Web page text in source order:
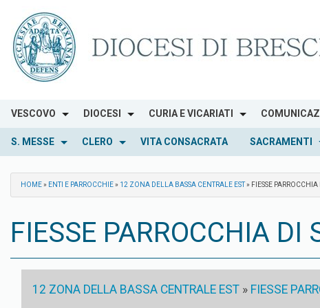
content
VESCOVO DIOCESI CURIA E VICARIATI
S. MESSE CLERO VITA CONSACRATA SACRAMENTI
HOME» ENTI E PARROCCHIE» 12 ZONA DELLA BASSA CENTRALE EST » FIESSE
FIESSE PARROCCHIA DI
12 ZONA DELLA BASSA CENTRALE EST » FIESSE